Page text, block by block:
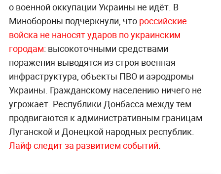
о военной оккупации Украины не идёт. В
Минобороны подчеркнули, что российские
войска не наносят ударов по украинским
городам: высокоточными средствами
поражения выводятся из строя военная
инфраструктура, объекты ПВО и аэродромы
Украины. Гражданскому населению ничего не
угрожает. Республики Донбасса между тем
продвигаются к административным границам
Луганской и Донецкой народных республик.
Лайф следит за развитием событий